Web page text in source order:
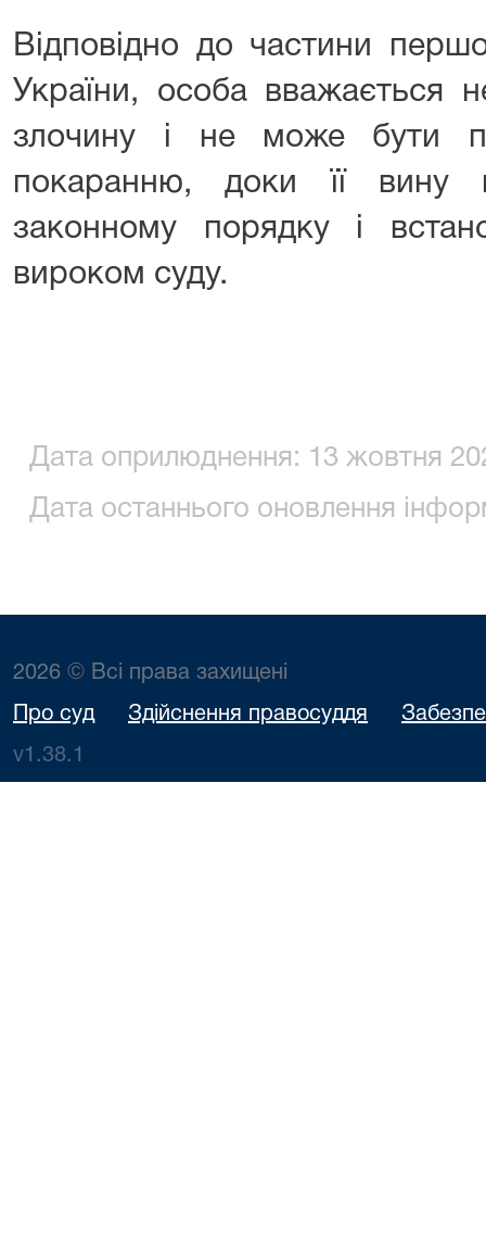
Відповідно до частини
України, особа вважається
злочину і не може бути
покаранню, доки її
законному порядку і
вироком суду.
Дата оприлюднення: 13 жовтня
Дата останнього оновлення
2026 © Всі права захищені
Про суд Здійснення правосуддя
v1.38.1